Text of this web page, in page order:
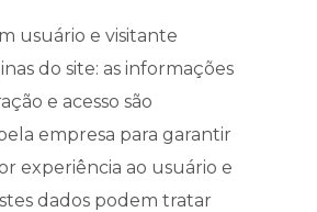
usuário e visitante
do site: as informações
e acesso são
empresa para garantir
experiência ao usuário e
dados podem tratar